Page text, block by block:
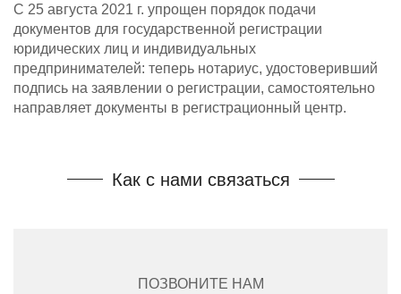
C 25 августа 2021 г. упрощен порядок подачи
документов для государственной регистрации
юридических лиц и индивидуальных
предпринимателей: теперь нотариус, удостоверивший
подпись на заявлении о регистрации, самостоятельно
направляет документы в регистрационный центр.
Как с нами связаться
ПОЗВОНИТЕ НАМ